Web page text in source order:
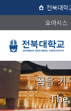
전북대학
오아시스
꿈을 키